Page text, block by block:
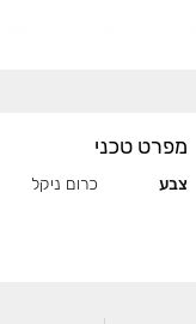
מפרט טכני
צבע כרום ניקל